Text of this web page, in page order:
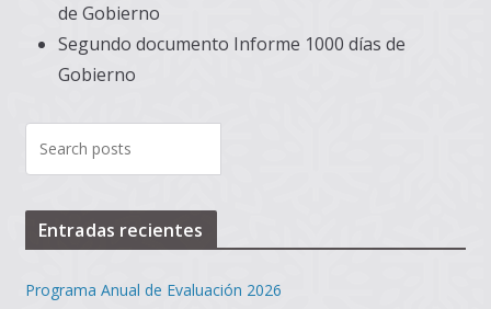
de Gobierno
Segundo documento Informe 1000 días de
Gobierno
Entradas recientes
Programa Anual de Evaluación 2026